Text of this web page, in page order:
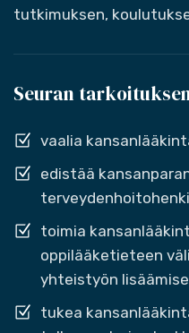
tutkimuksen,
Seuran
vaalia
edistää
toimia
oppilääketieteen
yhteistyön
tukea